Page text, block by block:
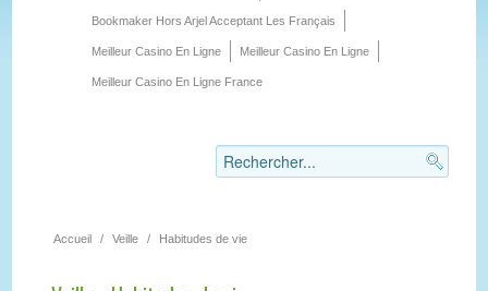
Bookmaker Hors Arjel Acceptant Les Français
Meilleur Casino En Ligne Meilleur Casino En Ligne
Meilleur Casino En Ligne France
Accueil / Veille / Habitudes de vie